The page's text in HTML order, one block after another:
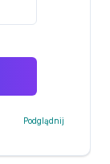
Podglądnij